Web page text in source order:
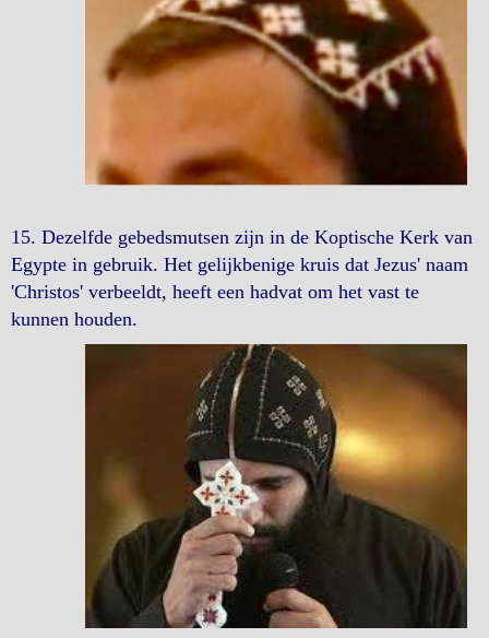
15. Dezelfde gebedsmutsen zijn in de Koptische Kerk van
Egypte in gebruik. Het gelijkbenige kruis dat Jezus' naam
'Christos' verbeeldt, heeft een hadvat om het vast te
kunnen houden.